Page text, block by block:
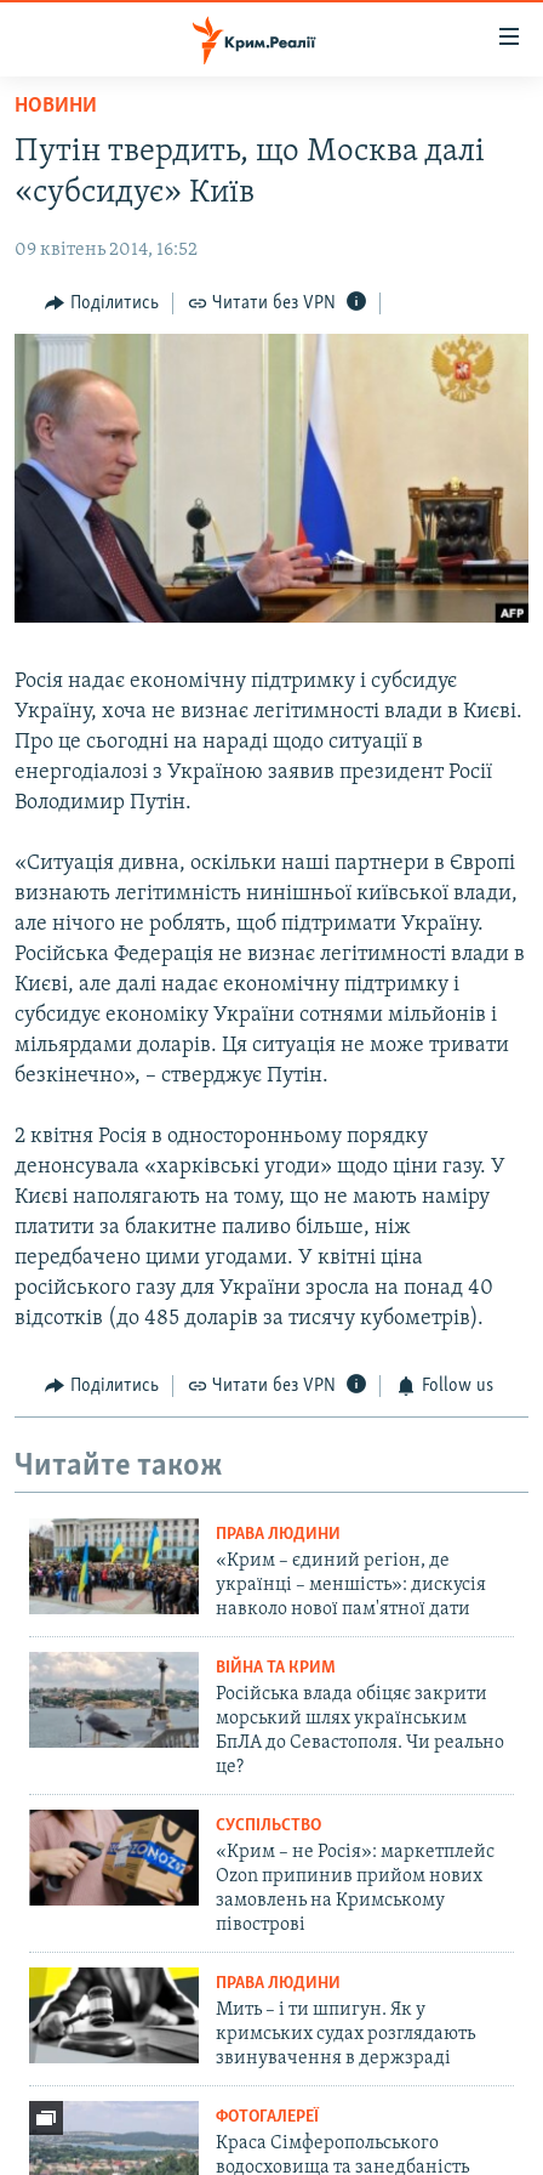
Перейти
основного
матеріалу
Перейти
до
навігації
Перейти
пошуку
ВОДА.КРИМ
ВІДЕО ТА ФОТО
ПОЛІТИКА
БЛОГИ
ПОГЛЯД
ІНТЕРВ'Ю
ВСЕ ЗА ДЕНЬ
СПЕЦПРОЕКТИ
ДЕПОРТАЦІЯ
ВІДЕОУРОКИ «ELIFBE»
СВІДЧЕННЯ ОКУПАЦІЇ
ЯК ОБІЙТИ БЛОКУВАННЯ
Русский
Qırımtatar
ДОЛУЧАЙСЯ!
Усі сайти RFE/RL
НОВИНИ
Путін твердить, що Москва далі
«субсидує» Київ
09 квітень 2014, 16:52
Поділитись Читати без VPN
Росія надає економічну підтримку і субсидує
Україну, хоча не визнає легітимності влади в Києві.
Про це сьогодні на нараді щодо ситуації в
енергодіалозі з Україною заявив президент Росії
Володимир Путін.
«Ситуація дивна, оскільки наші партнери в Європі
визнають легітимність нинішньої київської влади,
але нічого не роблять, щоб підтримати Україну.
Російська Федерація не визнає легітимності влади в
Києві, але далі надає економічну підтримку і
субсидує економіку України сотнями мільйонів і
мільярдами доларів. Ця ситуація не може тривати
безкінечно», – стверджує Путін.
2 квітня Росія в односторонньому порядку
денонсувала «харківські угоди» щодо ціни газу. У
Києві наполягають на тому, що не мають наміру
платити за блакитне паливо більше, ніж
передбачено цими угодами. У квітні ціна
російського газу для України зросла на понад 40
відсотків (до 485 доларів за тисячу кубометрів).
Поділитись Читати без VPN Follow us
Читайте також
ПРАВА ЛЮДИНИ
«Крим – єдиний регіон, де
українці – меншість»: дискусія
навколо нової пам'ятної дати
ВІЙНА ТА КРИМ
Російська влада обіцяє закрити
морський шлях українським
БпЛА до Севастополя. Чи реально
це?
СУСПІЛЬСТВО
«Крим – не Росія»: маркетплейс
Ozon припинив прийом нових
замовлень на Кримському
півострові
ПРАВА ЛЮДИНИ
Мить – і ти шпигун. Як у
кримських судах розглядають
звинувачення в держзраді
ФОТОГАЛЕРЕЇ
Краса Сімферопольського
водосховища та занедбаність